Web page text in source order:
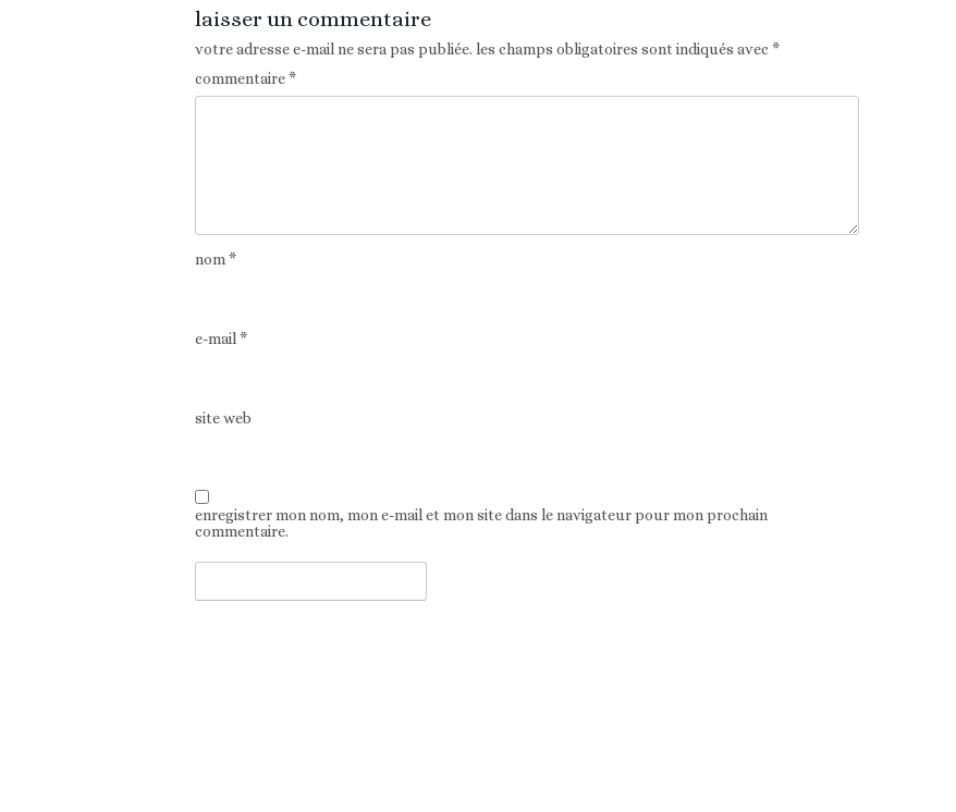
laisser un commentaire
votre adresse e-mail ne sera pas publiée. les champs obligatoires sont indiqués avec*
commentaire*
nom*
e-mail*
site web
enregistrer mon nom, mon e-mail et mon site dans le navigateur pour mon prochain
commentaire.